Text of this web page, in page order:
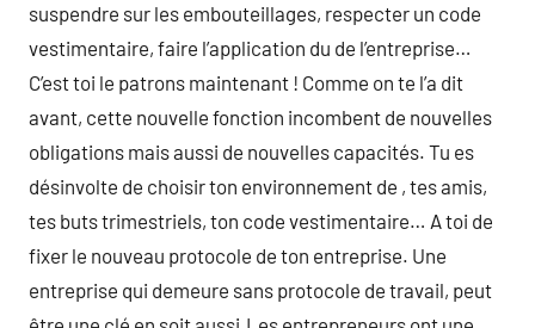
suspendre sur les embouteillages, respecter un code
vestimentaire, faire l’application du de l’entreprise…
C’est toi le patrons maintenant ! Comme on te l’a dit
avant, cette nouvelle fonction incombent de nouvelles
obligations mais aussi de nouvelles capacités. Tu es
désinvolte de choisir ton environnement de , tes amis,
tes buts trimestriels, ton code vestimentaire… A toi de
fixer le nouveau protocole de ton entreprise. Une
entreprise qui demeure sans protocole de travail, peut